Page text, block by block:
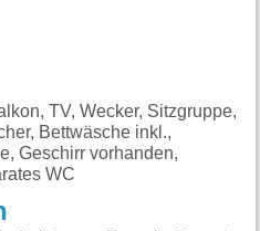
TV, Wecker, Sitzgruppe,
Bettwäsche inkl.,
Geschirr vorhanden,
WC